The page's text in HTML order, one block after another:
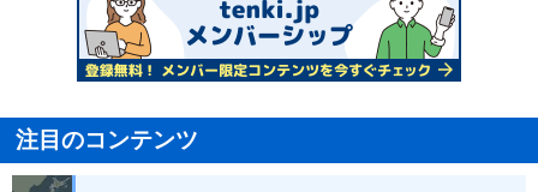
注目のコンテンツ